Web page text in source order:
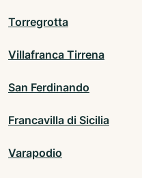
Torregrotta
Villafranca Tirrena
San Ferdinando
Francavilla di Sicilia
Varapodio